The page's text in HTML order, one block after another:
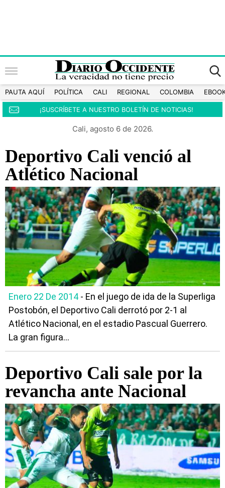
PAUTA AQUÍ POLÍTICA CALI REGIONAL COLOMBIA
¡SUSCRÍBETE A NUESTRO BOLETÍN DE NOTICIAS!
Cali, agosto 6 de 2026.
Deportivo Cali venció al
Atlético Nacional
Enero 22 De 2014 - En el juego de ida de la Superliga
Postobón, el Deportivo Cali derrotó por 2-1 al
Atlético Nacional, en el estadio Pascual Guerrero.
La gran figura...
Deportivo Cali sale por la
revancha ante Nacional